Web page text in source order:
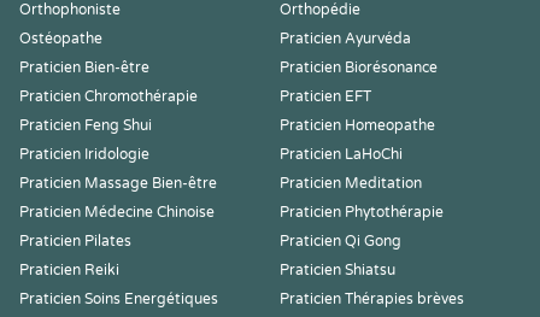
Orthophoniste
Orthopédie
Ostéopathe
Praticien Ayurvéda
Praticien Bien-être
Praticien Biorésonance
Praticien Chromothérapie
Praticien EFT
Praticien Feng Shui
Praticien Homeopathe
Praticien Iridologie
Praticien LaHoChi
Praticien Massage Bien-être
Praticien Meditation
Praticien Médecine Chinoise
Praticien Phytothérapie
Praticien Pilates
Praticien Qi Gong
Praticien Reiki
Praticien Shiatsu
Praticien Soins Energétiques
Praticien Thérapies brèves